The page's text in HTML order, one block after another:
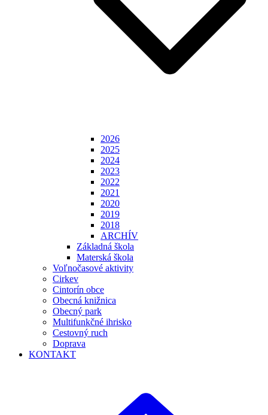
2026
2025
2024
2023
2022
2021
2020
2019
2018
ARCHÍV
Základná škola
Materská škola
Voľnočasové aktivity
Cirkev
Cintorín obce
Obecná knižnica
Obecný park
Multifunkčné ihrisko
Cestovný ruch
Doprava
KONTAKT